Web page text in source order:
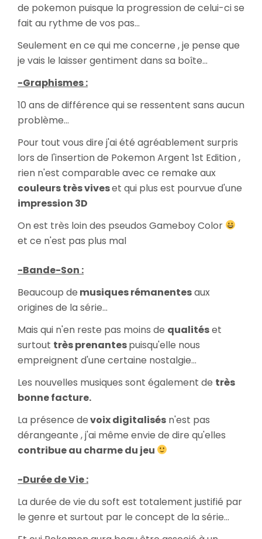
de pokemon puisque la progression de celui-ci se
fait au rythme de vos pas...
Seulement en ce qui me concerne , je pense que
je vais le laisser gentiment dans sa boîte...
-Graphismes :
10 ans de différence qui se ressentent sans aucun
problème...
Pour tout vous dire j'ai été agréablement surpris
lors de l'insertion de Pokemon Argent 1st Edition ,
rien n'est comparable avec ce remake aux
couleurs très viveset qui plus est pourvue d'une
impression 3D
On est très loin des pseudos Gameboy Color
et ce n'est pas plus mal
-Bande-Son :
Beaucoup de musiques rémanentesaux
origines de la série...
Mais qui n'en reste pas moins de qualitéset
surtout très prenantespuisqu'elle nous
empreignent d'une certaine nostalgie...
Les nouvelles musiques sont également de très
bonne facture.
La présence devoix digitalisés n'est pas
dérangeante , j'ai même envie de dire qu'elles
contribue au charme du jeu
-Durée de Vie :
La durée de vie du soft est totalement justifié par
le genre et surtout par le concept de la série...